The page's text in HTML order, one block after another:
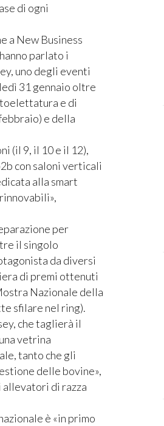
di ogni
a New Business
parlato i
uno degli eventi
31 gennaio oltre
e di
e della
(il 9, il 10 e il 12),
con saloni verticali
alla smart
per
il singolo
da diversi
di premi ottenuti
Nazionale della
sfilare nel ring).
che taglierà il
vetrina
tanto che gli
delle bovine»,
allevatori di razza
è «in primo